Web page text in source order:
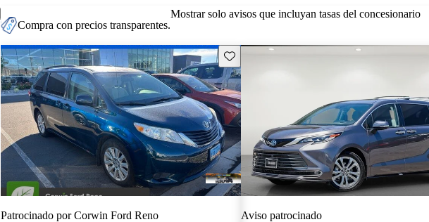
Compra con precios transparentes.
Mostrar solo avisos que incluyan tasas del concesionario
Guarda este Aviso
Patrocinado porCorwin Ford Reno Aviso patrocinado